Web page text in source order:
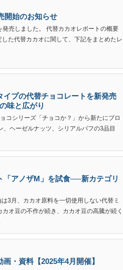
開始のお知らせ
売しました。 代替カカオレポートの概要
た代替カカオに関して、下記をまとめたレ
プの代替チョコレートを新発売
味と広がり
コシリーズ「チョコか？」から新たにブロ
ヘーゼルナッツ、シリアルパフの3品目
「アノザM」を試食──新カテゴリ
3月、カカオ原料を一切使用しない代替ミ
オ豆の不作が続き、カカオ豆の高騰が続く
・資料【2025年4月開催】